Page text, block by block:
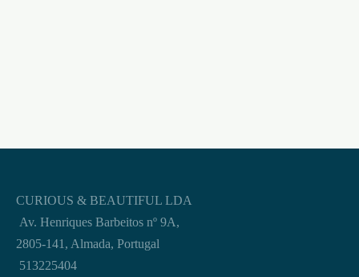
CURIOUS & BEAUTIFUL LDA
Av. Henriques Barbeitos nº 9A,
2805-141, Almada, Portugal
513225404